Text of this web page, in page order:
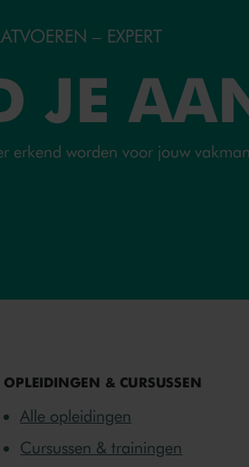
– EXPERT
JE
erkend worden voor jouw
OPLEIDINGEN & CURSUSSEN
Alle opleidingen
Cursussen & trainingen